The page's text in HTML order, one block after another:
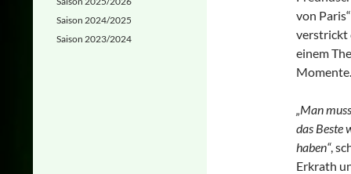
von
verstrickt
einem
Momente.
„Man
das Beste
haben“,
Erkrath
Saison 2024/2025
Saison 2023/2024